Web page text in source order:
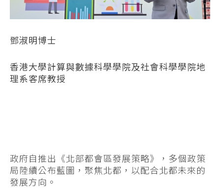
鄧淑明博士
香港大學計算與數據科學學院及社會科學學院地
理系客席教授
政府自推出《北部都會區發展策略》，多個政策
局陸續公布藍圖，聚焦北都，以配合北都未來的
發展方向。